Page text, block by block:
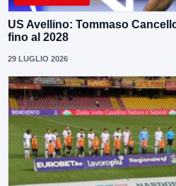
US Avellino: Tommaso
fino al 2028
29 LUGLIO 2026